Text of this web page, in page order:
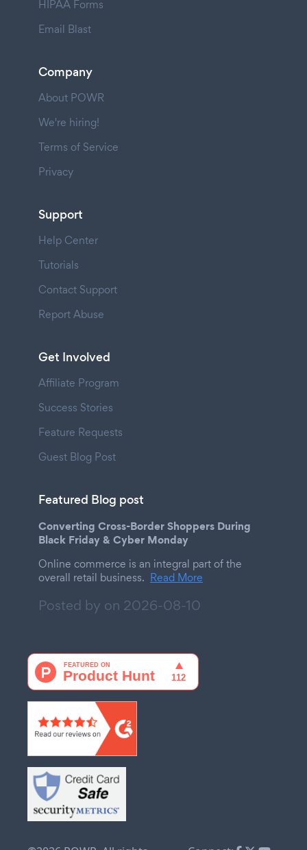
HIPAA Forms
Email Blast
Company
About POWR
We're hiring!
Terms of Service
Privacy
Support
Help Center
Tutorials
Contact Support
Report Abuse
Get Involved
Affiliate Program
Success Stories
Feature Requests
Guest Blog Post
Featured Blog post
Converting Cross-Border Shoppers During
Black Friday & Cyber Monday
Online commerce is an integral part of the
overall retail business. Read More
Posted by on 2026-08-10